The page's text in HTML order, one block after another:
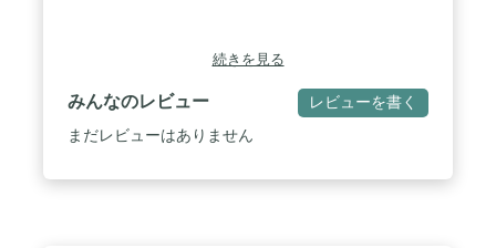
続きを見る
みんなのレビュー レビューを書く
まだレビューはありません